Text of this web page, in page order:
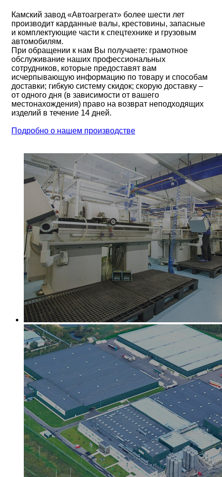
Камский завод «Автоагрегат» более шести лет
производит карданные валы, крестовины, запасные
и комплектующие части к спецтехнике и грузовым
автомобилям.
При обращении к нам Вы получаете: грамотное
обслуживание наших профессиональных
сотрудников, которые предоставят вам
исчерпывающую информацию по товару и способам
доставки; гибкую систему скидок; скорую доставку –
от одного дня (в зависимости от вашего
местонахождения) право на возврат неподходящих
изделий в течение 14 дней.
Подробно о нашем производстве